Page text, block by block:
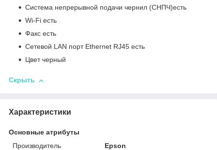
Система непрерывной подачи чернил (СНПЧ)есть
Wi-Fi есть
Факс есть
Сетевой LAN порт Ethernet RJ45 есть
Цвет черный
Скрыть
Характеристики
Основные атрибуты
Производитель
Epson